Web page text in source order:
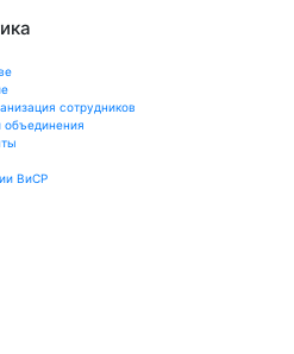
сотрудников
объединения
ВиСР